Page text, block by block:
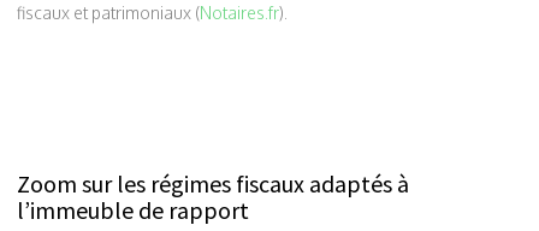
fiscaux et patrimoniaux (Notaires.fr).
Zoom sur les régimes fiscaux adaptés à
l’immeuble de rapport